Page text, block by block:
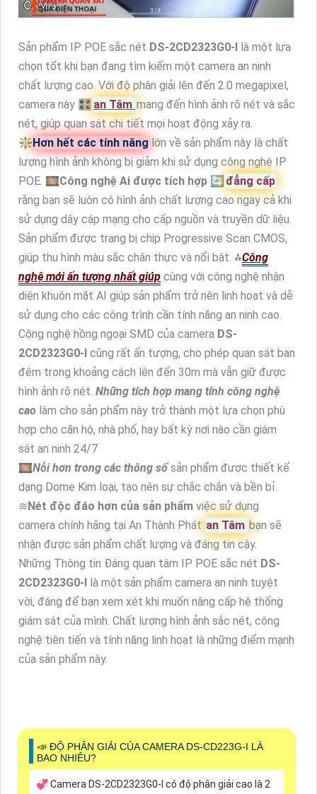
Sản phẩm IP POE sắc nét DS-2CD2323G0-I
là một lựa
chọn tốt khi bạn đang tìm kiếm một camera an ninh
chất lượng cao. Với độ phân giải lên đến 2.0 megapixel,
camera này 🎛 an Tâm mang đến hình ảnh rõ nét và sắc
nét, giúp quan sát chi tiết mọi hoạt động xảy ra.
❇️ Hơn hết các tính năng lớn về sản phẩm này là chất
lượng hình ảnh không bị giảm khi sử dụng công nghệ IP
POE. 🎞Công nghệ Ai được tích hợp 🔄 đẳng cấp
rằng bạn sẽ luôn có hình ảnh chất lượng cao ngay cả khi
sử dụng dây cáp mạng cho cấp nguồn và truyền dữ liệu.
Sản phẩm được trang bị chip Progressive Scan CMOS,
giúp thu hình màu sắc chân thực và nổi bật. ⁂Công
nghệ mới ấn tượng nhất giúp cùng với công nghệ nhận
diện khuôn mặt AI giúp sản phẩm trở nên linh hoạt và dễ
sử dụng cho các công trình cần tính năng an ninh cao.
Công nghệ hồng ngoại SMD của camera DS-
2CD2323G0-I cũng rất ấn tượng, cho phép quan sát ban
đêm trong khoảng cách lên đến 30m mà vẫn giữ được
hình ảnh rõ nét. Những tích hợp mang tính công nghệ
cao làm cho sản phẩm này trở thành một lựa chọn phù
hợp cho căn hộ, nhà phố, hay bất kỳ nơi nào cần giám
sát an ninh 24/7
🎞Nỗi hơn trong các thông sốsản phẩm được thiết kế
dạng Dome Kim loại, tạo nên sự chắc chắn và bền bỉ.
≋ Nét độc đáo hơn của sản phẩm việc sử dụng
camera chính hãng tại An Thành Phát an Tâm bạn sẽ
nhận được sản phẩm chất lượng và đáng tin cậy.
Những Thông tin Đáng quan tâm IP POE sắc nét DS-
2CD2323G0-I
là một sản phẩm camera an ninh tuyệt
vời, đáng để bạn xem xét khi muốn nâng cấp hệ thống
giám sát của mình. Chất lượng hình ảnh sắc nét, công
nghệ tiên tiến và tính năng linh hoạt là những điểm mạnh
của sản phẩm này.
📣 ĐỘ PHÂN GIẢI CỦA CAMERA DS-CD223G-I LÀ
BAO NHIÊU?
💞 Camera DS-2CD2323G0-I có độ phân giải cao là 2